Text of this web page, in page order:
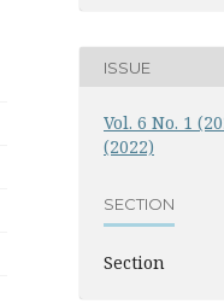
ISSUE
Vol. 6 No. 1
(2022)
SECTION
Section